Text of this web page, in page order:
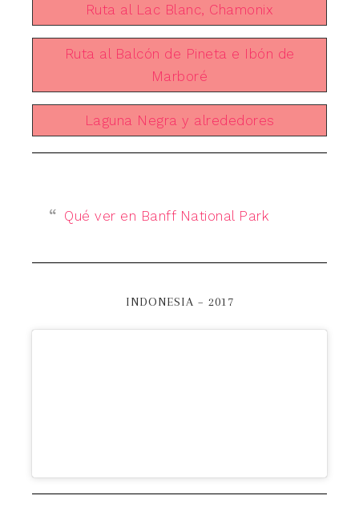
Ruta al Lac Blanc, Chamonix
Ruta al Balcón de Pineta e Ibón de
Marboré
Laguna Negra y alrededores
Qué ver en Banff National Park
INDONESIA – 2017